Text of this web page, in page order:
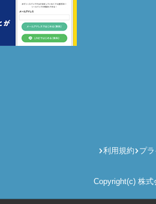
利用規約 プ
Copyright(c) 株